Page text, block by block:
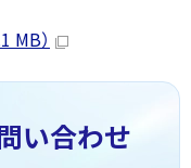
MB）
い合わせ